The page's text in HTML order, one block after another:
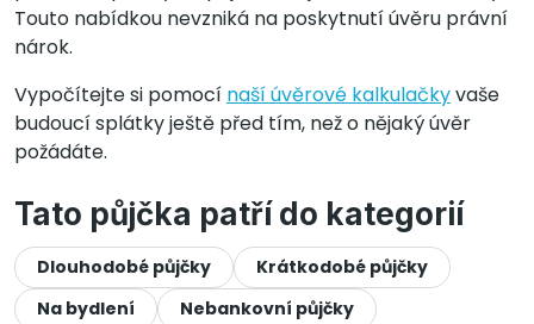
Touto nabídkou nevzniká na poskytnutí úvěru právní
nárok.
Vypočítejte si pomocí naší úvěrové kalkulačkyvaše
budoucí splátky ještě před tím, než o nějaký úvěr
požádáte.
Tato půjčka patří do kategorií
Dlouhodobé půjčky
Krátkodobé půjčky
Na bydlení
Nebankovní půjčky